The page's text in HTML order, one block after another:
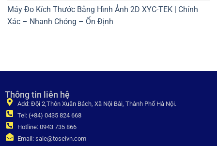
Máy Đo Kích Thước Bằng Hình Ảnh 2D XYC-TEK | Chính
Xác – Nhanh Chóng – Ổn Định
Thông tin liên hệ
Add: Đội 2,Thôn Xuân Bách, Xã Nội Bài, Thành Phố Hà Nội.
Tel: (+84) 0435 824 668
Hotline: 0943 735 866
Email: sale@toseivn.com